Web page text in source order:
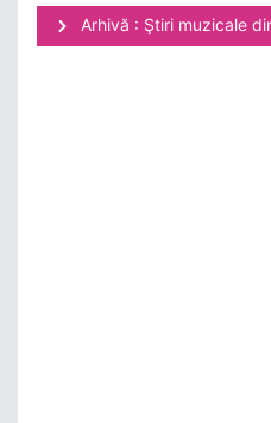
Arhivă : Ştiri muzicale